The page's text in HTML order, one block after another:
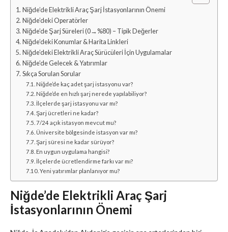
Niğde’de Elektrikli Araç Şarj İstasyonlarının Önemi
Niğde’deki Operatörler
Niğde’de Şarj Süreleri (0→%80) – Tipik Değerler
Niğde’deki Konumlar & Harita Linkleri
Niğde’deki Elektrikli Araç Sürücüleri İçin Uygulamalar
Niğde’de Gelecek & Yatırımlar
Sıkça Sorulan Sorular
Niğde’de kaç adet şarj istasyonu var?
Niğde’de en hızlı şarj nerede yapılabiliyor?
İlçelerde şarj istasyonu var mı?
Şarj ücretleri ne kadar?
7/24 açık istasyon mevcut mu?
Üniversite bölgesinde istasyon var mı?
Şarj süresi ne kadar sürüyor?
En uygun uygulama hangisi?
İlçelerde ücretlendirme farkı var mı?
Yeni yatırımlar planlanıyor mu?
Niğde’de Elektrikli Araç Şarj
İstasyonlarının Önemi